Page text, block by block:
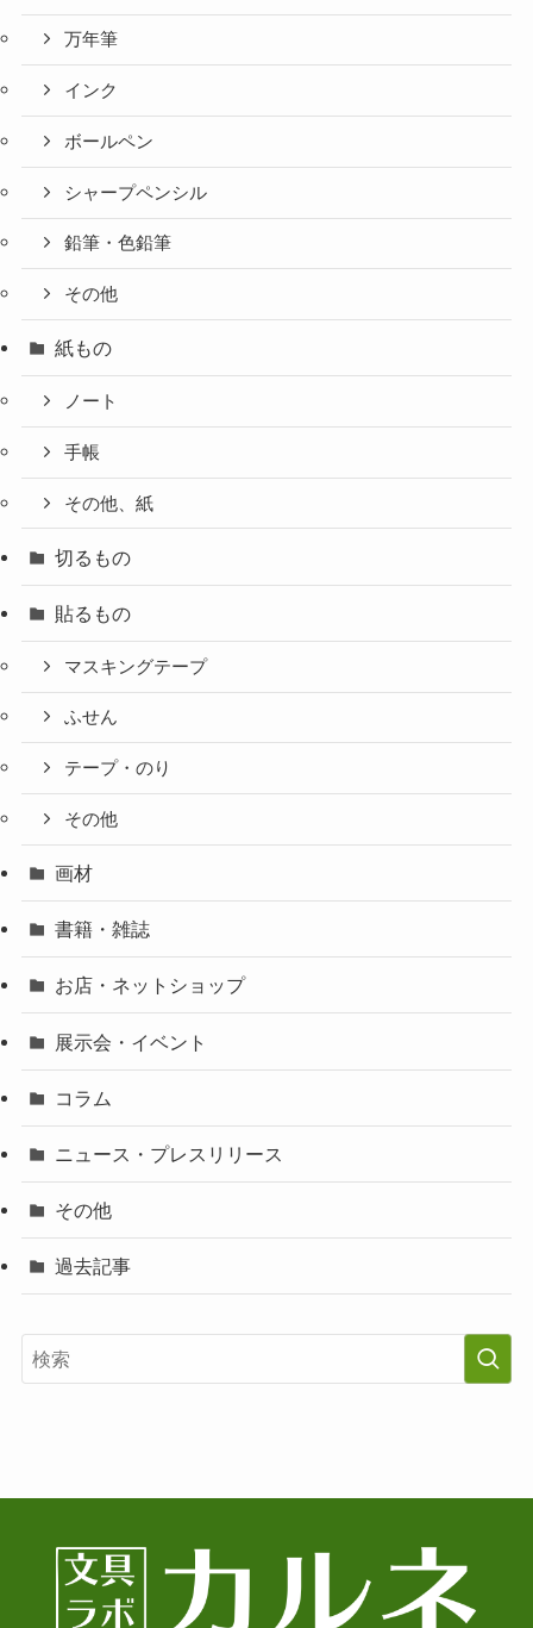
万年筆
インク
ボールペン
シャープペンシル
鉛筆・色鉛筆
その他
紙もの
ノート
手帳
その他、紙
切るもの
貼るもの
マスキングテープ
ふせん
テープ・のり
その他
画材
書籍・雑誌
お店・ネットショップ
展示会・イベント
コラム
ニュース・プレスリリース
その他
過去記事